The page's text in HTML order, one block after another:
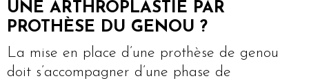
UNE ARTHROPLASTIE PAR
PROTHÈSE DU GENOU ?
La mise en place d’une prothèse de genou
doit s’accompagner d’une phase de